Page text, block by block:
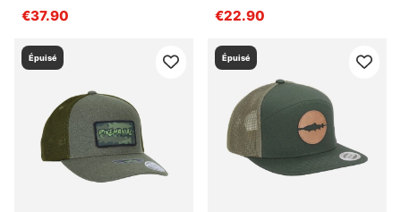
€37.90
€22.90
Épuisé Épuisé